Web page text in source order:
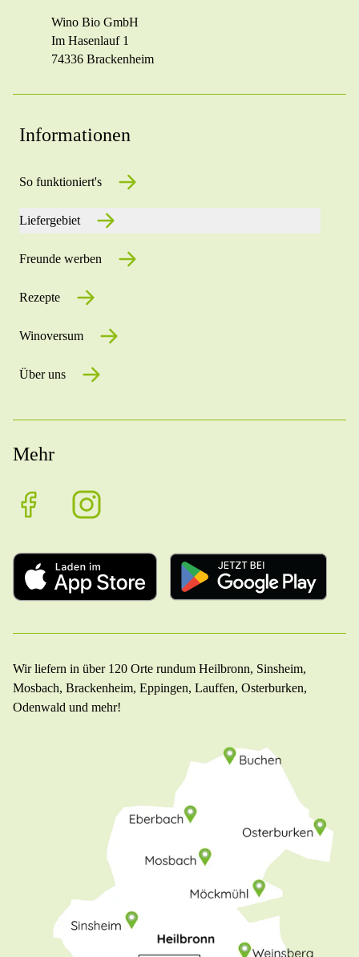
Wino Bio GmbH
Im Hasenlauf 1
74336 Brackenheim
Informationen
So funktioniert's
Liefergebiet
Freunde werben
Rezepte
Winoversum
Über uns
Mehr
Wir liefern in über 120 Orte rundum Heilbronn, Sinsheim,
Mosbach, Brackenheim, Eppingen, Lauffen, Osterburken,
Odenwald und mehr!